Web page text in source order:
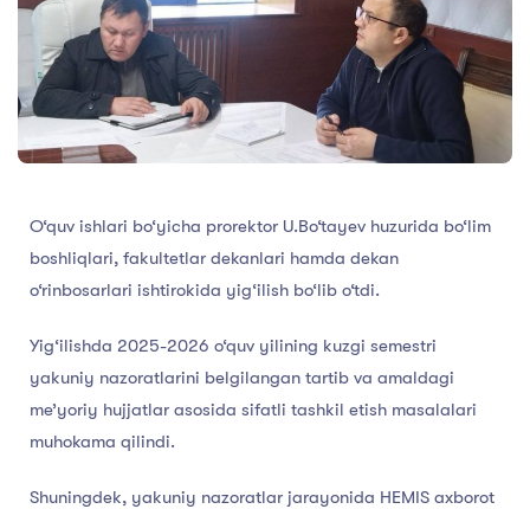
O‘quv ishlari bo‘yicha prorektor U.Bo‘tayev huzurida bo‘lim
boshliqlari, fakultetlar dekanlari hamda dekan
o‘rinbosarlari ishtirokida yig‘ilish bo‘lib o‘tdi.
Yig‘ilishda 2025-2026 o‘quv yilining kuzgi semestri
yakuniy nazoratlarini belgilangan tartib va amaldagi
me’yoriy hujjatlar asosida sifatli tashkil etish masalalari
muhokama qilindi.
Shuningdek, yakuniy nazoratlar jarayonida HEMIS axborot